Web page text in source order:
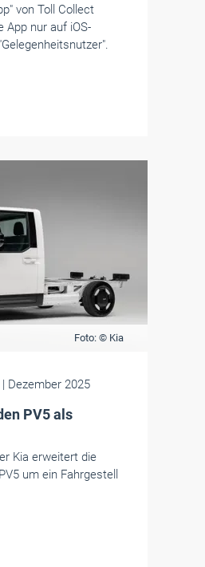
von Toll Collect
App nur auf iOS-
Foto: © Kia
| Dezember 2025
PV5 als
Kia erweitert die
um ein Fahrgestell